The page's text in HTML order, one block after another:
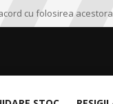
cu folosirea